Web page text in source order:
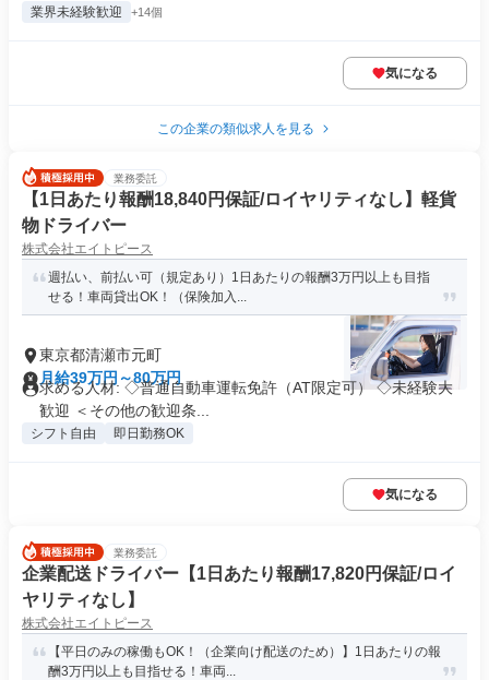
業界未経験歓迎 +14個
気になる
この企業の類似求人を見る
業務委託
【1日あたり報酬18,840円保証/ロイヤリティなし】軽貨
物ドライバー
株式会社エイトピース
週払い、前払い可（規定あり）1日あたりの報酬3万円以上も目指
せる！車両貸出OK！（保険加入...
東京都清瀬市元町
月給39万円～80万円
求める人材: ◇普通自動車運転免許（AT限定可） ◇未経験大
歓迎 ＜その他の歓迎条...
シフト自由 即日勤務OK
気になる
業務委託
企業配送ドライバー【1日あたり報酬17,820円保証/ロイ
ヤリティなし】
株式会社エイトピース
【平日のみの稼働もOK！（企業向け配送のため）】1日あたりの報
酬3万円以上も目指せる！車両...